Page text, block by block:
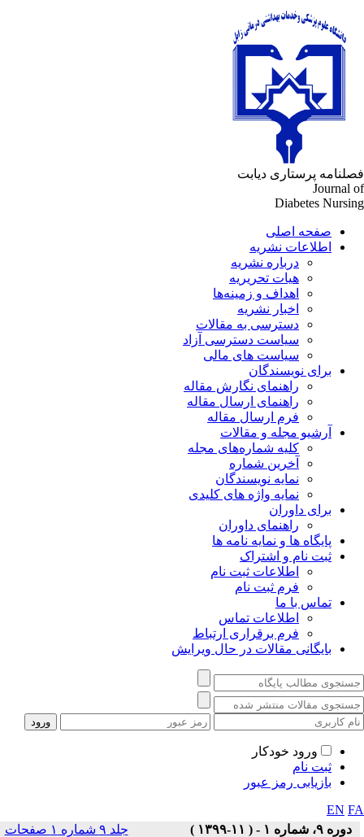
پرستاری دیابت
Journal
Diabetes
صفحه اصلی
اطلاعات نشریه
درباره نشریه
هیات تحریریه
اهداف و زمینه‌ها
اخبار نشریه
دسترسی به مقالات
سیاست دسترسی آزاد
سیاست های مالی
برای نویسندگان
راهنمای نگارش مقاله
راهنمای ارسال مقاله
فرم ارسال مقاله
آرشیو مجله و مقالات
کلیه شماره‌های مجله
آخرین شماره
نمایه نویسندگان
نمایه واژه های کلیدی
برای داوران
راهنمای داوران
پایگاه ها و نمایه نامه ها
ثبت نام و اشتراک
اطلاعات ثبت نام
فرم ثبت نام
تماس با ما
اطلاعات تماس
فرم برقراری ارتباط
بایگانی مقالات در حال ویرایش
ورود خودکار
ثبت نام
بازیابی رمز عبور
EN
دوره ۹، شماره ۱ - ( ۱۱-۱۳۹۹ )
جلد ۹ شماره ۱ صفحات